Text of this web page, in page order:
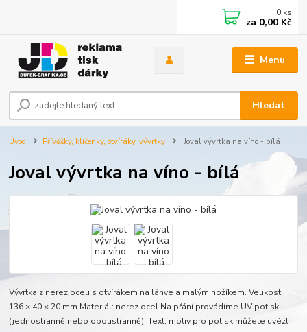
Menu
Hledat
0 ks
za 0,00 Kč
Úvod Přívěšky, klíčenky, otvíráky, vývrtky Joval vývrtka na víno - bílá
Joval vývrtka na víno - bílá
Vývrtka z nerez oceli s otvírákem na láhve a malým nožíkem. Velikost:
136 × 40 × 20 mm.Materiál: nerez ocel Na přání provádíme UV potisk
(jednostranně nebo oboustranně). Text, motiv pro potisk můžete uvézt